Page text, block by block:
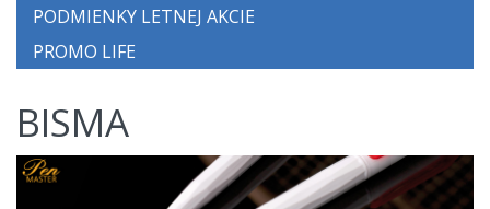
PODMIENKY LETNEJ AKCIE
PROMO LIFE
BISMA